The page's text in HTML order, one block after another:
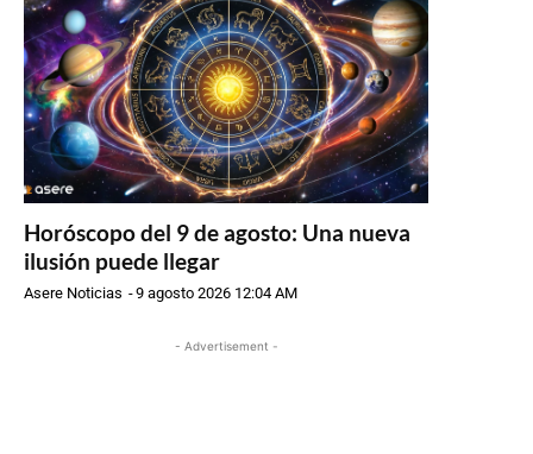
Horóscopo del 9 de agosto: Una nueva
ilusión puede llegar
Asere Noticias -9 agosto 2026 12:04 AM
- Advertisement -